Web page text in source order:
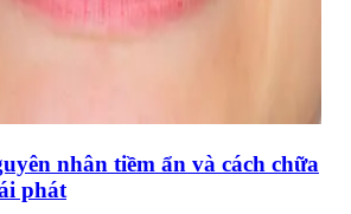
nhân tiềm ẩn và cách chữa
phát